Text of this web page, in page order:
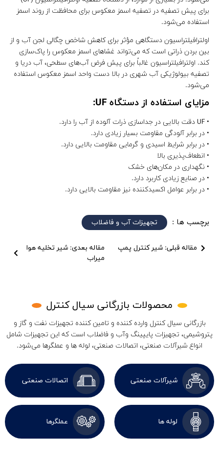
برای پیش تصفیه در تصفیه اسمز معکوس برای محافظت از روند اسمز
استفاده می‌شود.
اولترافیلتراسیون دستگاهی مؤثر برای کاهش شاخص چگالی لجن آب و از
بین بردن ذراتی است که می‌تواند غشاهای اسمز معکوس را پاک‌سازی
کند. اولترافیلتراسیون غالباً برای پیش فرض آب‌های سطحی، آب دریا و
تصفیه بیولوژیکی آب شهری در بالا دست واحد اسمز معکوس استفاده
می‌شود.
مزایای استفاده از دستگاه UF:
• UF دقت بالایی در جداسازی ذرات آلوده از آب را دارد.
• در برابر آلودگی مقاومت بسیار زیادی دارد.
• در برابر شرایط اسیدی و گرمایی مقاومت بالایی دارد.
• انطعاف‌پذیری بالا
• نگهداری در مکان‌های خشک
• در صنایع زیادی کاربرد دارد.
• در برابر عوامل اکسیدکننده نیز مقاومت بالایی دارد.
برچسب ها : تجهیزات آب و فاضلاب
مقاله قبلی: شیر کنترل پمپ
مقاله بعدی: شیر تخلیه هوا
میراب
محصولات بازرگانی سیال کنترل
بازرگانی سیال کنترل وارده کننده و تامین کننده تجهیزات نفت و گاز و
پتروشیمی، تجهیزات پایپینگ وآب و فاضلاب است که این تجهیزات شامل
انواع شیرآلات صنعتی، اتصالات صنعتی، لوله ها و عملگرها می‌شود.
شیرآلات صنعتی اتصالات صنعتی
لوله ها عملگرها